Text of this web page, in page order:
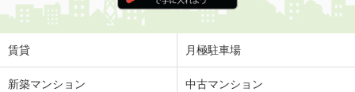
賃貸 月極駐車場
新築マンション 中古マンション